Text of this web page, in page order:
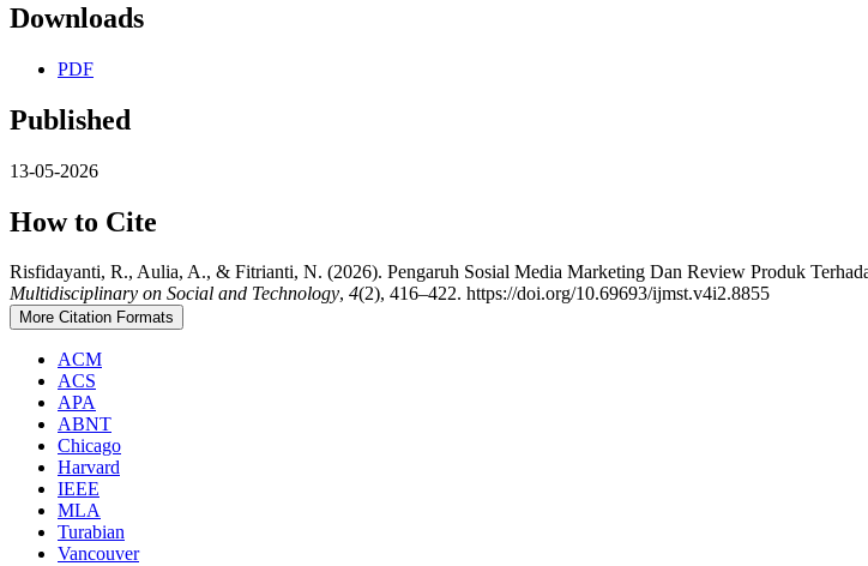
Downloads
PDF
Published
13-05-2026
How to Cite
Risfidayanti, R., Aulia, A., & Fitrianti, N. (2026). Pengaruh Sosial Media Marketing Dan Review Produk
Multidisciplinary on Social and Technology, 4(2), 416–422. https://doi.org/10.69693/ijmst.v4i2.8855
More Citation Formats
ACM
ACS
APA
ABNT
Chicago
Harvard
IEEE
MLA
Turabian
Vancouver